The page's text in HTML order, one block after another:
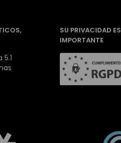
SU PRIVACIDAD ES
IMPORTANTE